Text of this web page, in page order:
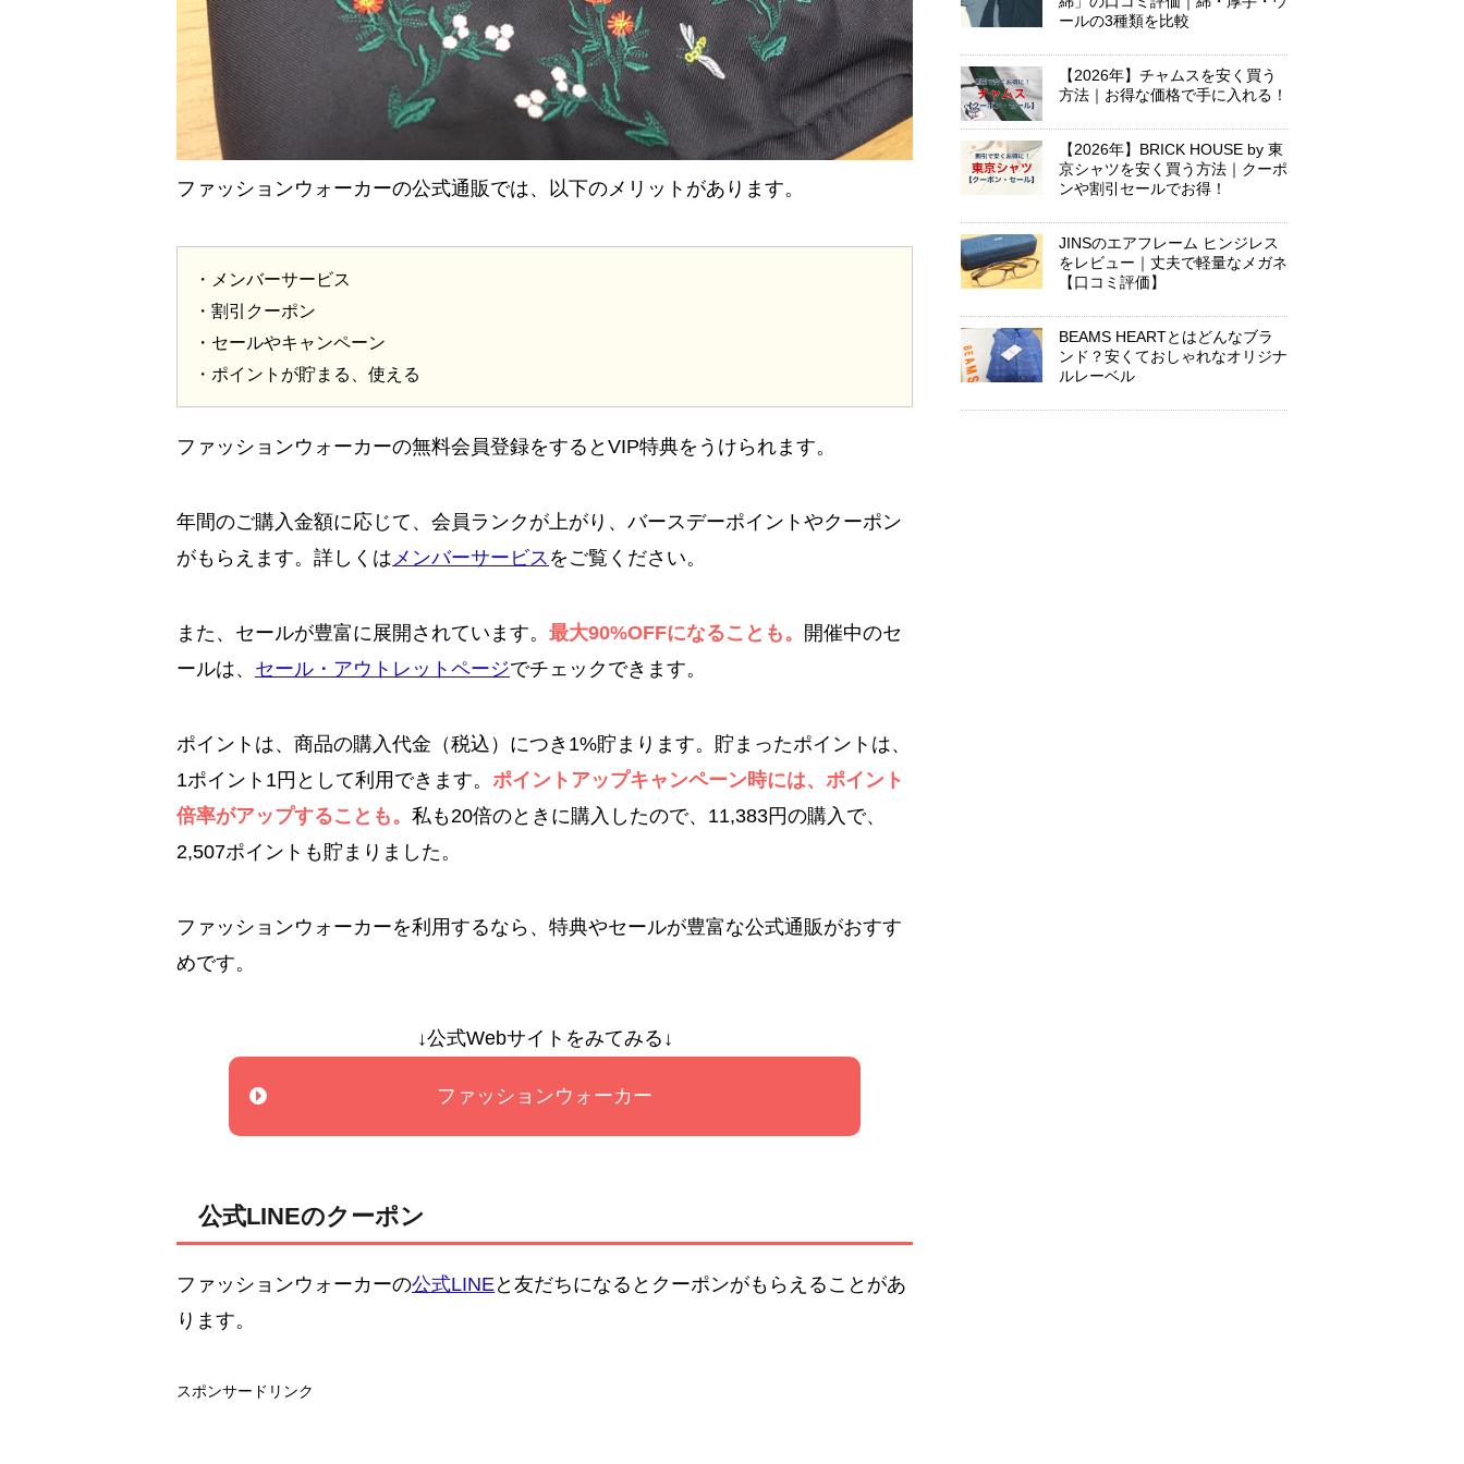
ファッションウォーカーの公式通販では、以下のメリットがあります。
・メンバーサービス
・割引クーポン
・セールやキャンペーン
・ポイントが貯まる、使える
ファッションウォーカーの無料会員登録をするとVIP特典をうけられます。
年間のご購入金額に応じて、会員ランクが上がり、バースデーポイントやクーポン
がもらえます。詳しくは メンバーサービス をご覧ください。
また、セールが豊富に展開されています。 最大90%OFFになることも。 開催中のセ
ールは、 セール・アウトレットページでチェックできます。
ポイントは、商品の購入代金（税込）につき1%貯まります。貯まったポイントは、
1ポイント1円として利用できます。 ポイントアップキャンペーン時には、ポイント
倍率がアップすることも。 私も20倍のときに購入したので、11,383円の購入で、
2,507ポイントも貯まりました。
ファッションウォーカーを利用するなら、特典やセールが豊富な公式通販がおすす
めです。
↓公式Webサイトをみてみる↓
ファッションウォーカー
公式LINEのクーポン
ファッションウォーカーの公式LINE と友だちになるとクーポンがもらえることがあ
ります。
スポンサードリンク
ールの3種類を比較
【2026年】チャムスを安く買う
方法｜お得な価格で手に入れる！
【2026年】BRICK HOUSE by 東
京シャツを安く買う方法｜クーポ
ンや割引セールでお得！
JINSのエアフレーム ヒンジレス
をレビュー｜丈夫で軽量なメガネ
【口コミ評価】
BEAMS HEARTとはどんなブラ
ンド？安くておしゃれなオリジナ
ルレーベル